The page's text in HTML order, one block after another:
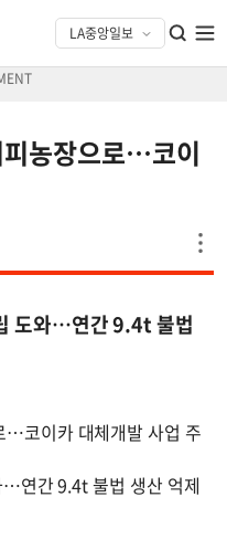
피농장으로…코이
도와…연간 9.4t 불법
…코이카 대체개발 사업 주
…연간 9.4t 불법 생산 억제